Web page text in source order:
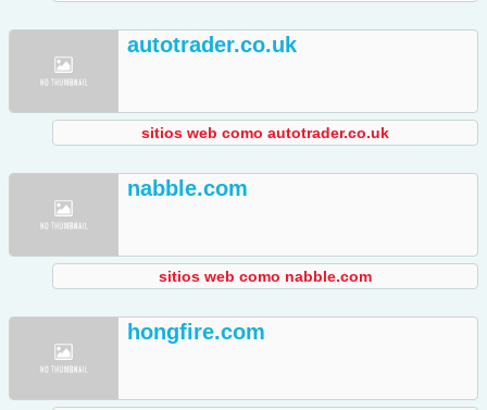
autotrader.co.uk
sitios web como autotrader.co.uk
nabble.com
sitios web como nabble.com
hongfire.com